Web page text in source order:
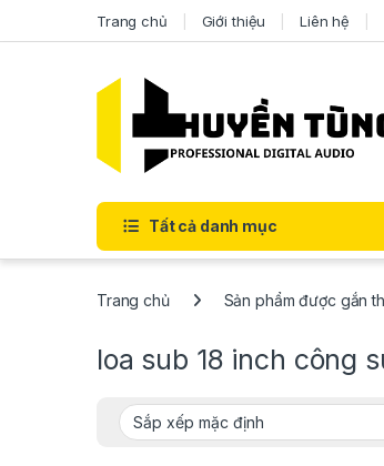
Trang chủ Giới thiệu Liên hệ
Tất cả danh mục
Trang chủ Sản phẩm được gắn
loa sub 18 inch công